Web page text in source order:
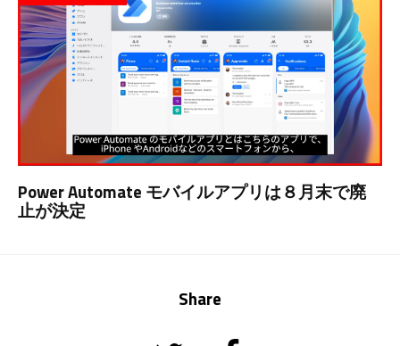
Power Automate モバイルアプリは８月末で廃
止が決定
Share